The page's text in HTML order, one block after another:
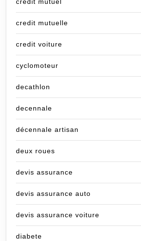
crédit mutuel
credit mutuelle
credit voiture
cyclomoteur
decathlon
decennale
décennale artisan
deux roues
devis assurance
devis assurance auto
devis assurance voiture
diabete